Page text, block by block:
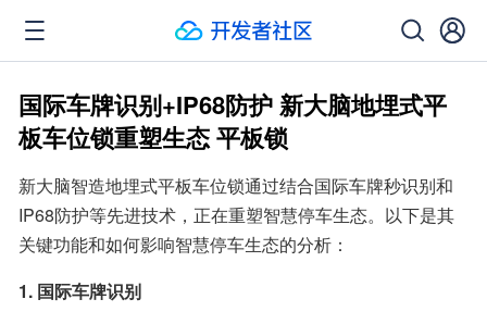
国际车牌识别+IP68防护 新大脑地埋式平
板车位锁重塑生态 平板锁
新大脑智造地埋式平板车位锁通过结合国际车牌秒识别和
IP68防护等先进技术，正在重塑智慧停车生态。以下是其
关键功能和如何影响智慧停车生态的分析：
1. 国际车牌识别